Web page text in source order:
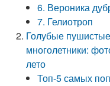
6. Вероника
7. Гелиотроп
Голубые
многолетники:
лето
Топ-5 самых